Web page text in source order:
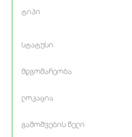
ტიპი
სტატუსი
მდგომარეობა
ლოკაცია
გამოშვების წელი